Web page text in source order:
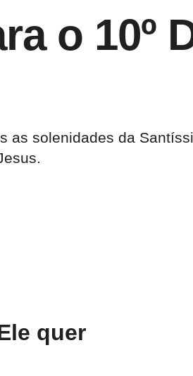
o 10º
as solenidades da
quer